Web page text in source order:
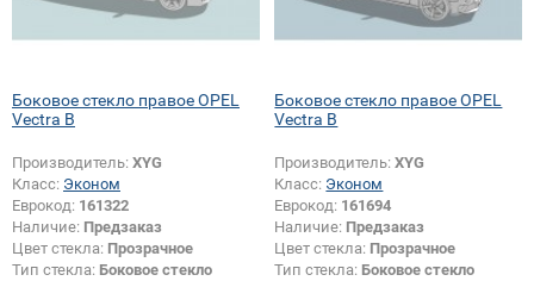
Боковое стекло правое OPEL
Vectra B
Производитель: XYG
Класс: Эконом
Еврокод: 161322
Наличие: Предзаказ
Цвет стекла: Прозрачное
Тип стекла: Боковое стекло
Боковое стекло правое OPEL
Vectra B
Производитель:XYG
Класс: Эконом
Еврокод: 161694
Наличие: Предзаказ
Цвет стекла: Прозрачное
Тип стекла: Боковое стекло